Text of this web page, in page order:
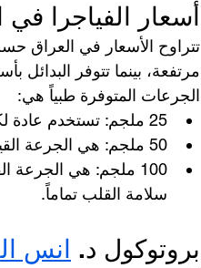
أسعار الفياجرا
تتراوح الأسعار في العراق
مرتفعة، بينما تتوفر البدائل بأسعار تبدأ من 5,000 دينار عراقي
الجرعات المتوفرة طبياً هي:
25 ملجم: تستخدم عادة لكبار السن أو من يعانون من مشاكل طفيفة في الكبد أو الكلى.
50 ملجم: هي الجرعة القياسية التي يبدأ بها معظم المرضى تحت إشراف
100 ملجم: هي الجرعة
سلامة القلب تماماً.
بروتوكول د. انس